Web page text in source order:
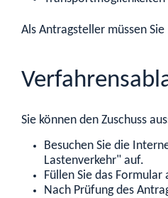
Als Antragsteller müssen
Sie können den Zuschuss
Besuchen Sie die
Lastenverkehr" auf.
Füllen Sie das
Nach Prüfung des